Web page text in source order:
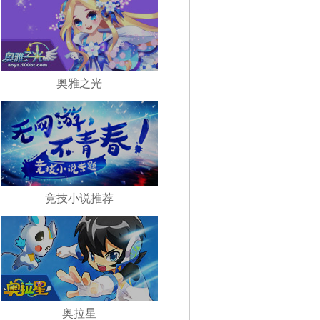
奥雅之光
竞技小说推荐
奥拉星